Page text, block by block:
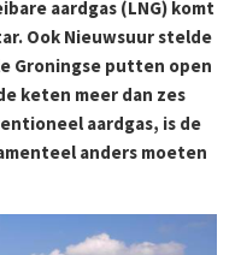
aardgas (LNG) komt
Ook Nieuwsuur stelde
Groningse putten open
keten meer dan zes
aardgas, is de
anders moeten